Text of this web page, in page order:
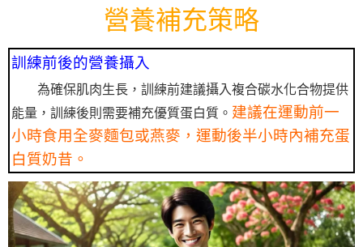
營養補充策略
訓練前後的營養攝入
為確保肌肉生長，訓練前建議攝入複合碳水化合物提供
能量，訓練後則需要補充優質蛋白質。 建議在運動前一
小時食用全麥麵包或燕麥，運動後半小時內補充蛋
白質奶昔。